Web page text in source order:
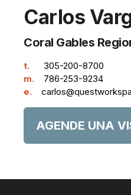
Carlos
Coral Gables
t.
305-200-8700
m.
786-253-9234
e.
AGENDE UNA